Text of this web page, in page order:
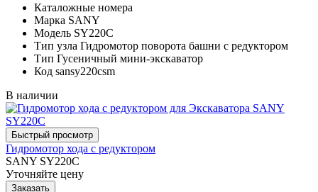
Каталожные номера
Марка SANY
Модель SY220C
Тип узла Гидромотор поворота башни с редуктором
Тип Гусеничный мини-экскаватор
Код sansy220csm
В наличии
Гидромотор хода с редуктором
SANY SY220C
Уточняйте цену